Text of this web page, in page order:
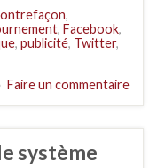
,
, Facebook,
, publicité, Twitter,
Faire un commentaire
système